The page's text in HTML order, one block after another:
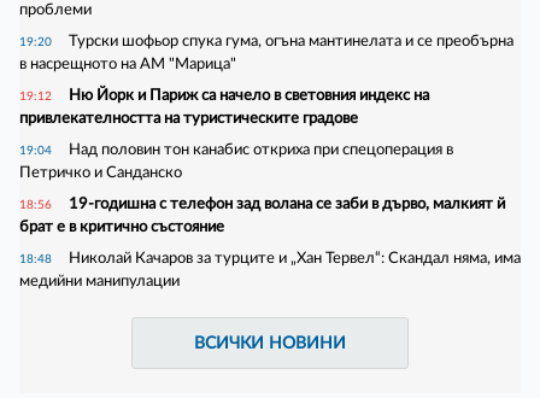
проблеми
19:20
Турски шофьор спука гума, огъна мантинелата и се преобърна
в насрещното на АМ "Марица"
19:12
Ню Йорк и Париж са начело в световния индекс на
привлекателността на туристическите градове
19:04
Над половин тон канабис откриха при спецоперация в
Петричко и Санданско
18:56
19-годишна с телефон зад волана се заби в дърво, малкият й
брат е в критично състояние
18:48
Николай Качаров за турците и „Хан Тервел“: Скандал няма, има
медийни манипулации
ВСИЧКИ НОВИНИ